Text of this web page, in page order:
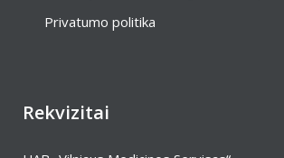
Privatumo politika
Rekvizitai